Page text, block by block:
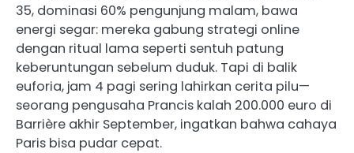
35, dominasi 60% pengunjung malam, bawa
energi segar: mereka gabung strategi online
dengan ritual lama seperti sentuh patung
keberuntungan sebelum duduk. Tapi di balik
euforia, jam 4 pagi sering lahirkan cerita pilu—
seorang pengusaha Prancis kalah 200.000 euro di
Barrière akhir September, ingatkan bahwa cahaya
Paris bisa pudar cepat.